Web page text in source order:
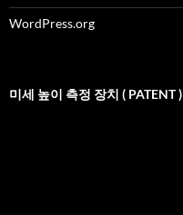
WordPress.org
미세 높이 측정 장치 ( PATENT )